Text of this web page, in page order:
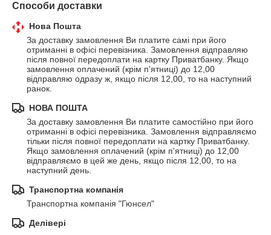
Способи доставки
Нова Пошта
За доставку замовлення Ви платите самі при його
отриманні в офісі перевізника. Замовлення відправляю
після повної передоплати на картку Приватбанку. Якщо
замовлення оплачений (крім п'ятниці) до 12,00
відправляю одразу ж, якщо після 12,00, то на наступний
ранок.
НОВА ПОШТА
За доставку замовлення Ви платите самостійно при його
отриманні в офісі перевізника. Замовлення відправляємо
тільки після повної передоплати на картку Приватбанку.
Якщо замовлення оплачений (крім п'ятниці) до 12,00
відправляємо в цей же день, якщо після 12,00, то на
наступний день.
Транспортна компанія
Транспортна компанія "Гюнсел"
Делівері